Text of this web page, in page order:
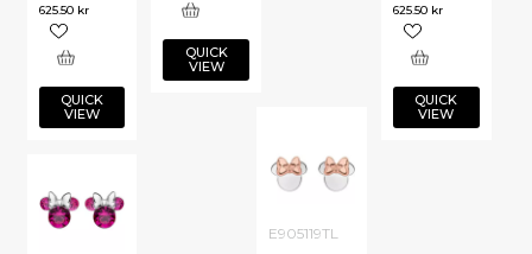
625.50 kr
QUICK
VIEW
625.50 kr
QUICK
VIEW
QUICK
VIEW
E905119TL